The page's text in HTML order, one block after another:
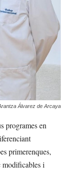
Álvarez de Arcaya
programes en
primerenques,
modificables i